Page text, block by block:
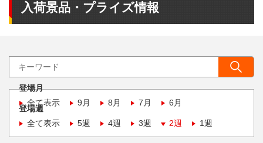
入荷景品・プライズ情報
登場月
全て表示
9月 8月 7月 6月
登場週
全て表示
5週 4週 3週 2週 1週